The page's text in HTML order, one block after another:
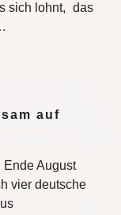
sich lohnt, das
auf
Ende August
vier deutsche